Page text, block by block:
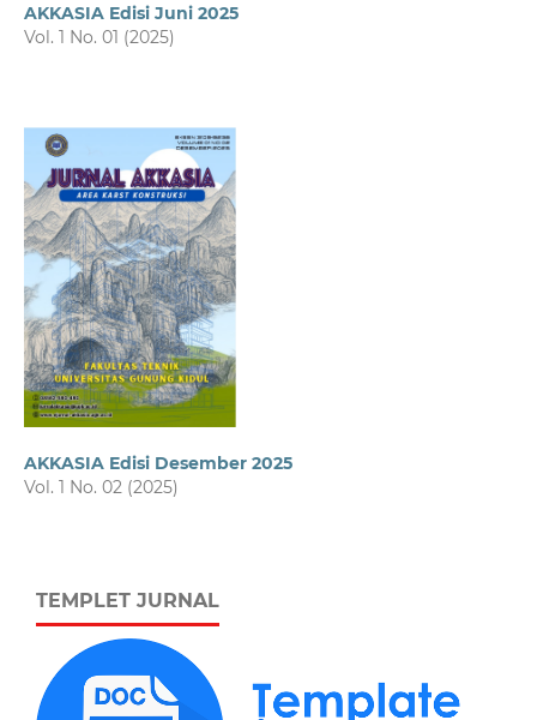
AKKASIA Edisi Juni 2025
Vol. 1 No. 01 (2025)
AKKASIA Edisi Desember 2025
Vol. 1 No. 02 (2025)
TEMPLET JURNAL